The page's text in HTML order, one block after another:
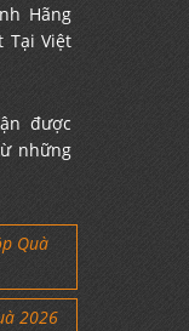
Hãng
Tại Việt
được
những
Quà
2026